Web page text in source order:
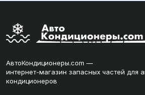
АвтоКондиционеры.com —
интернет-магазин запасных частей для
кондиционеров